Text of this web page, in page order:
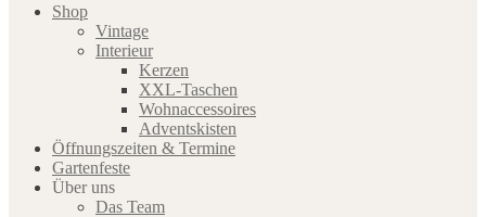
Shop
Vintage
Interieur
Kerzen
XXL-Taschen
Wohnaccessoires
Adventskisten
Öffnungszeiten & Termine
Gartenfeste
Über uns
Das Team